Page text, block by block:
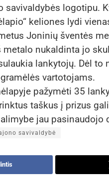
savivaldybės logotipu.
keliones lydi
Joninių šventės
nukaldinta jo
lankytojų. Dėl
vartotojams.
pažymėti 35
taškus į prizus
jau pasinaudojo
savivaldybė